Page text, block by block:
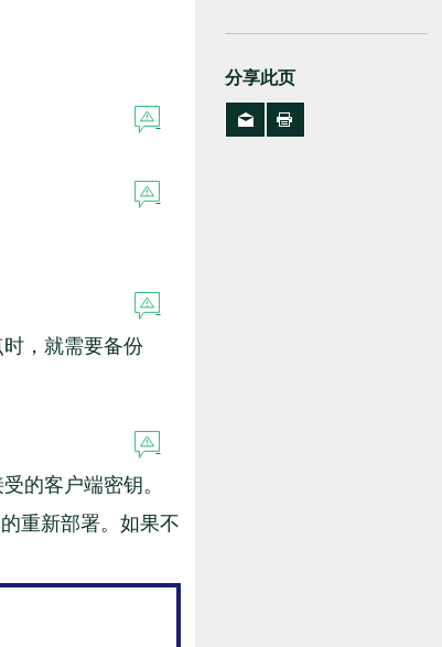
，就需要备份
的客户端密钥。
重新部署。如果不
分享此页